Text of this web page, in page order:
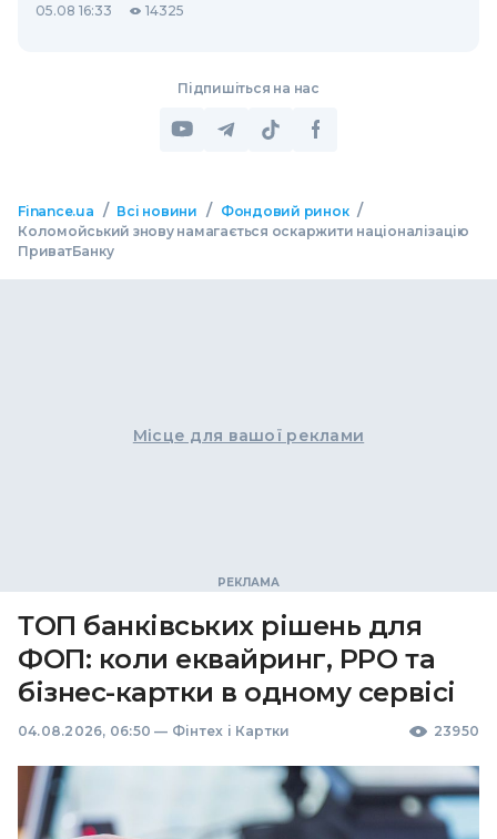
05.08 16:33 14325
Підпишіться на нас
Finance.ua / Всі новини / Фондовий ринок /
Коломойський знову намагається оскаржити націоналізацію
ПриватБанку
Місце для вашої реклами
ТОП банківських рішень для
ФОП: коли еквайринг, РРО та
бізнес-картки в одному сервісі
04.08.2026, 06:50 — Фінтех і Картки 23950